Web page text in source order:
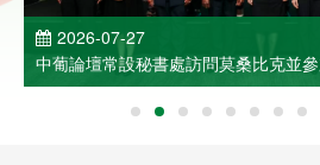
2026-07-27
中葡論壇常設秘書處訪問莫桑比克並
談會